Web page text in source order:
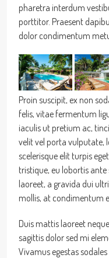
pharetra interdum
porttitor. Praesent
dolor condimentum
Proin suscipit, ex non
felis, vitae fermentum
iaculis ut pretium ac,
velit vel porta vulputate,
scelerisque elit turpis
tristique, eu lobortis ante
laoreet, a gravida dui
mollis, at condimentum
Duis mattis laoreet
sagittis dolor sed mi
Vivamus egestas